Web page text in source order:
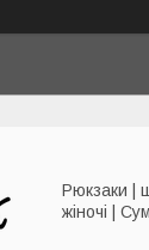
Рюкзаки |
жіночі |